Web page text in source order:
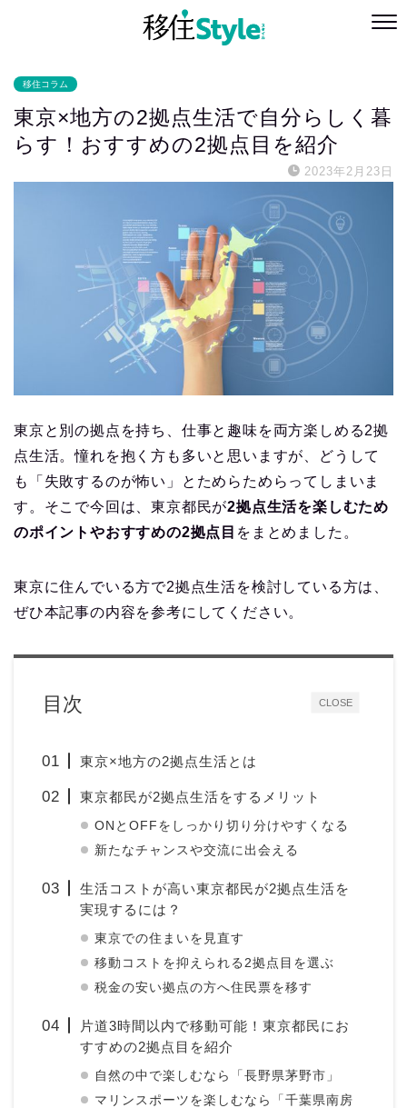
移住コラム
東京×地方の2拠点生活で自分らしく暮
らす！おすすめの2拠点目を紹介
2023年2月23日
東京と別の拠点を持ち、仕事と趣味を両方楽しめる2拠
点生活。憧れを抱く方も多いと思いますが、どうして
も「失敗するのが怖い」とためらためらってしまいま
す。そこで今回は、東京都民が2拠点生活を楽しむため
のポイントやおすすめの2拠点目 をまとめました。
東京に住んでいる方で2拠点生活を検討している方は、
ぜひ本記事の内容を参考にしてください。
CLOSE
目次
東京×地方の2拠点生活とは
東京都民が2拠点生活をするメリット
ONとOFFをしっかり切り分けやすくなる
新たなチャンスや交流に出会える
生活コストが高い東京都民が2拠点生活を
実現するには？
東京での住まいを見直す
移動コストを抑えられる2拠点目を選ぶ
税金の安い拠点の方へ住民票を移す
片道3時間以内で移動可能！東京都民にお
すすめの2拠点目を紹介
自然の中で楽しむなら「長野県茅野市」
マリンスポーツを楽しむなら「千葉県南房